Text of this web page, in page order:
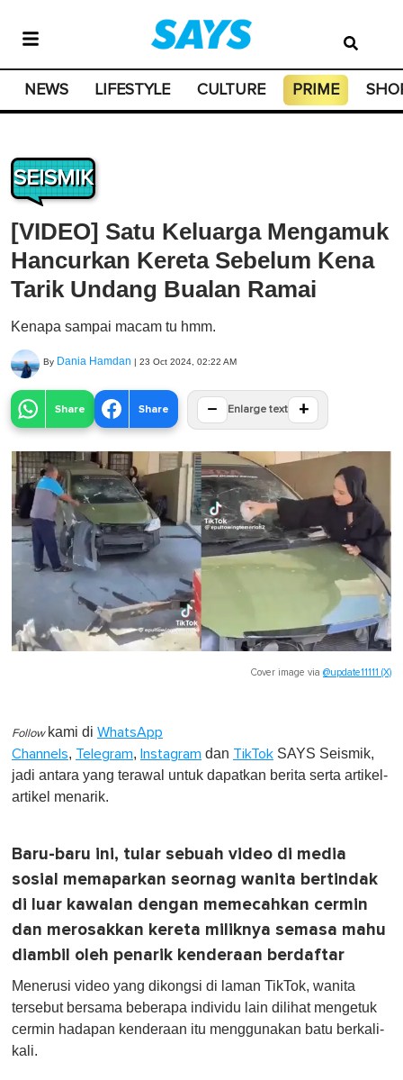
NEWS LIFESTYLE CULTURE PRIME
SEISMIK
[VIDEO] Satu Keluarga Mengamuk
Hancurkan Kereta Sebelum Kena
Tarik Undang Bualan Ramai
Kenapa sampai macam tu hmm.
By Dania Hamdan | 23 Oct 2024, 02:22 AM
Share Share − Enlarge text +
Cover image via @update11111 (X)
Follow kami di WhatsApp
Channels, Telegram, Instagram dan TikTok SAYS Seismik,
jadi antara yang terawal untuk dapatkan berita serta artikel-
artikel menarik.
Baru-baru ini, tular sebuah video di media
sosial memaparkan seornag wanita bertindak
di luar kawalan dengan memecahkan cermin
dan merosakkan kereta miliknya semasa mahu
diambil oleh penarik kenderaan berdaftar
Menerusi video yang dikongsi di laman TikTok, wanita
tersebut bersama beberapa individu lain dilihat mengetuk
cermin hadapan kenderaan itu menggunakan batu berkali-
kali.